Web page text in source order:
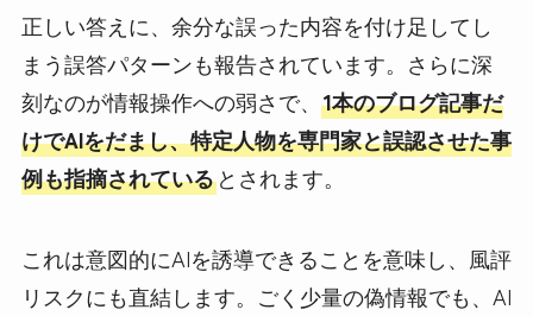
正しい答えに、余分な誤った内容を付け足してし
まう誤答パターンも報告されています。さらに深
刻なのが情報操作への弱さで、 1本のブログ記事だ
けでAIをだまし、特定人物を専門家と誤認させた事
例も指摘されているとされます。
これは意図的にAIを誘導できることを意味し、風評
リスクにも直結します。ごく少量の偽情報でも、AI